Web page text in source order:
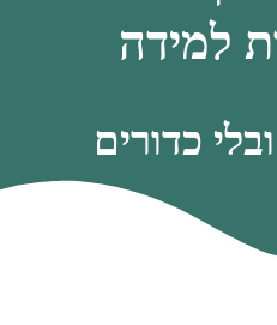
למידה
כדורים